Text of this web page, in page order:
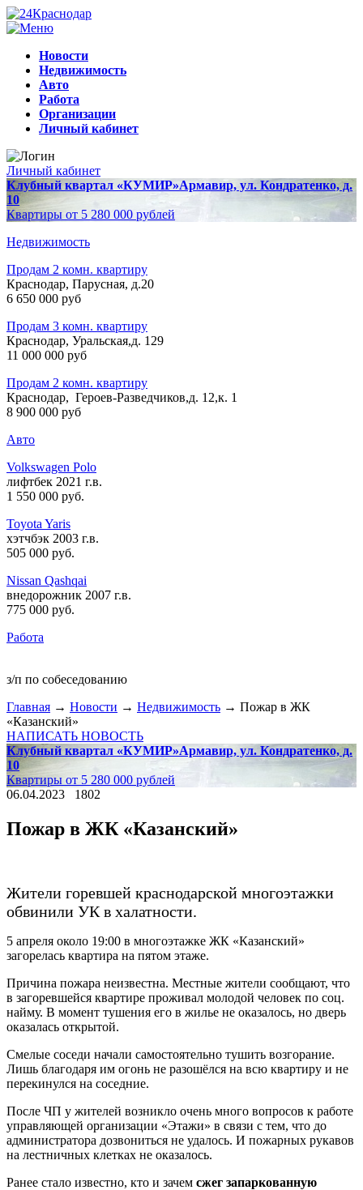
Новости
Недвижимость
Авто
Работа
Организации
Личный кабинет
Личный кабинет
Клубный квартал «КУМИР»Армавир, ул. Кондратенко, д.
10
Квартиры от 5 280 000 рублей
Недвижимость
Продам 2 комн. квартиру
Краснодар, Парусная, д.20
6 650 000 руб
Продам 3 комн. квартиру
Краснодар, Уральская,д. 129
11 000 000 руб
Продам 2 комн. квартиру
Краснодар, Героев-Разведчиков,д. 12,к. 1
8 900 000 руб
Авто
Volkswagen Polo
лифтбек 2021 г.в.
1 550 000 руб.
Toyota Yaris
хэтчбэк 2003 г.в.
505 000 руб.
Nissan Qashqai
внедорожник 2007 г.в.
775 000 руб.
Работа
з/п по собеседованию
Главная → Новости → Недвижимость → Пожар в ЖК
«Казанский»
НАПИСАТЬ НОВОСТЬ
Клубный квартал «КУМИР»Армавир, ул. Кондратенко, д.
10
Квартиры от 5 280 000 рублей
06.04.2023
1802
Пожар в ЖК «Казанский»
Жители горевшей краснодарской многоэтажки
обвинили УК в халатности.
5 апреля около 19:00 в многоэтажке ЖК «Казанский»
загорелась квартира на пятом этаже.
Причина пожара неизвестна. Местные жители сообщают, что
в загоревшейся квартире проживал молодой человек по соц.
найму. В момент тушения его в жилье не оказалось, но дверь
оказалась открытой.
Смелые соседи начали самостоятельно тушить возгорание.
Лишь благодаря им огонь не разошёлся на всю квартиру и не
перекинулся на соседние.
После ЧП у жителей возникло очень много вопросов к работе
управляющей организации «Этажи» в связи с тем, что до
администратора дозвониться не удалось. И пожарных рукавов
на лестничных клетках не оказалось.
Ранее стало известно, кто и зачем сжег запаркованную